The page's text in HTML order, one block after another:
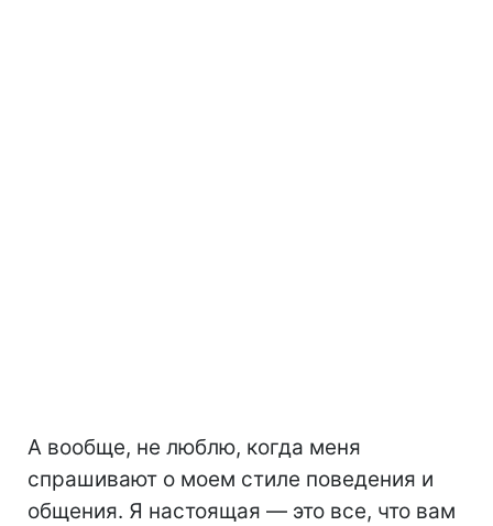
А вообще, не люблю, когда меня
спрашивают о моем стиле поведения и
общения. Я настоящая — это все, что вам